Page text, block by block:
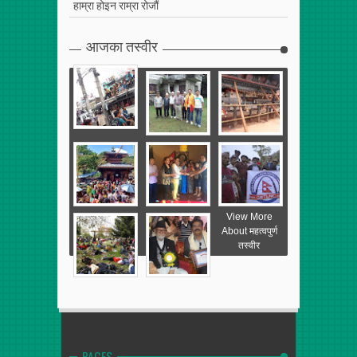
हाम्रा होइन राम्रा रोजौं
आजका तस्वीर
View More
About महत्वपुर्ण
तस्वीर